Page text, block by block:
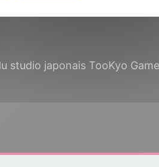
Kodaka en FMV
studio japonais TooKyo